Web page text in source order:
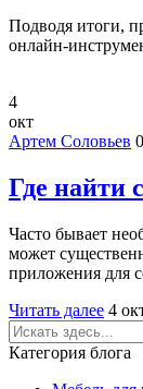
Подводя итоги,
4
окт
Артем Соловьев
Где найти
Часто бывает
может
приложения для
Читать далее 4
Категория блога